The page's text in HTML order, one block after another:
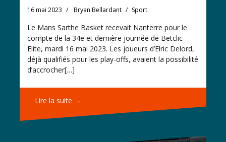
16 mai 2023 Bryan Bellardant Sport
Le Mans Sarthe Basket recevait Nanterre pour le
compte de la 34e et dernière journée de Betclic
Elite, mardi 16 mai 2023. Les joueurs d’Elric Delord,
déjà qualifiés pour les play-offs, avaient la possibilité
d’accrocher[…]
Lire la suite →